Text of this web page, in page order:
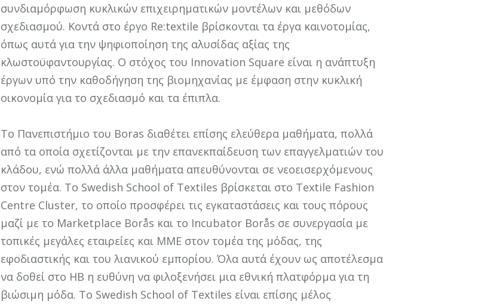
συνδιαμόρφωση κυκλικών επιχειρηματικών μοντέλων και μεθόδων
σχεδιασμού. Κοντά στο έργο Re:textile βρίσκονται τα έργα καινοτομίας,
όπως αυτά για την ψηφιοποίηση της αλυσίδας αξίας της
κλωστοϋφαντουργίας. Ο στόχος του Innovation Square είναι η ανάπτυξη
έργων υπό την καθοδήγηση της βιομηχανίας με έμφαση στην κυκλική
οικονομία για το σχεδιασμό και τα έπιπλα.
Το Πανεπιστήμιο του Boras διαθέτει επίσης ελεύθερα μαθήματα, πολλά
από τα οποία σχετίζονται με την επανεκπαίδευση των επαγγελματιών του
κλάδου, ενώ πολλά άλλα μαθήματα απευθύνονται σε νεοεισερχόμενους
στον τομέα. Το Swedish School of Textiles βρίσκεται στο Textile Fashion
Centre Cluster, το οποίο προσφέρει τις εγκαταστάσεις και τους πόρους
μαζί με το Marketplace Borås και το Incubator Borås σε συνεργασία με
τοπικές μεγάλες εταιρείες και ΜΜΕ στον τομέα της μόδας, της
εφοδιαστικής και του λιανικού εμπορίου. Όλα αυτά έχουν ως αποτέλεσμα
να δοθεί στο HB η ευθύνη να φιλοξενήσει μια εθνική πλατφόρμα για τη
βιώσιμη μόδα. Το Swedish School of Textiles είναι επίσης μέλος